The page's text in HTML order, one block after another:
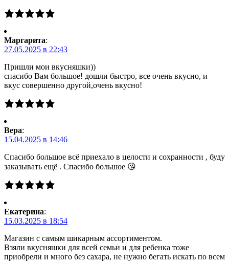
Маргарита:
27.05.2025 в 22:43
Пришли мои вкусняшки))
спасибо Вам большое! дошли быстро, все очень вкусно, и
вкус совершенно другой,очень вкусно!
Вера:
15.04.2025 в 14:46
Спасибо большое всё приехало в целости и сохранности , буду
заказывать ещё . Спасибо большое 😘
Екатерина:
15.03.2025 в 18:54
Магазин с самым шикарным ассортиментом.
Взяли вкусняшки для всей семьи и для ребенка тоже
приобрели и много без сахара, не нужно бегать искать по всем